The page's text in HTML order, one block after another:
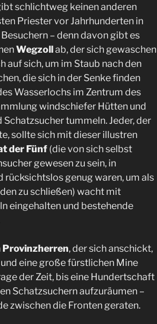
schlichtweg keinen anderen
Priester vor Jahrhunderten in
– denn davon gibt es
Wegzoll ab, der sich gewaschen
auf sich, um im Staub nach den
die sich in der Senke finden
Wasserlochs im Zentrum des
windschiefer Hütten und
tummeln. Jeder, der
sollte sich mit dieser illustren
der Fünf (die von sich selbst
gewesen zu sein, in
genug waren, um als
zu schließen) wacht mit
eingehalten und bestehende
Provinzherren, der sich anschickt,
eine große fürstlichen Mine
der Zeit, bis eine Hundertschaft
Schatzsuchern aufzuräumen –
zwischen die Fronten geraten.